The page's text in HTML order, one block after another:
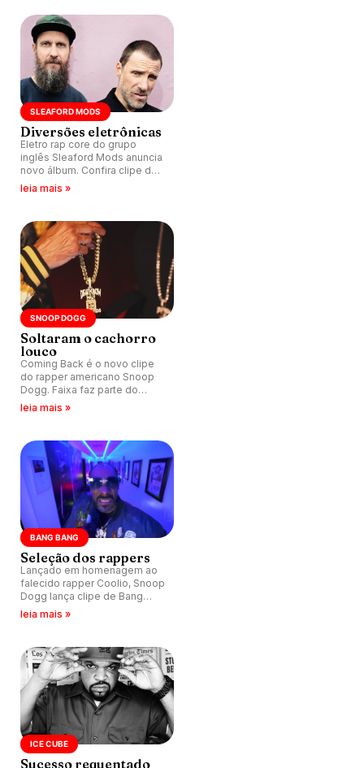
consagrada no underground.
SLEAFORD MODS
Diversões eletrônicas
Eletro rap core do grupo
inglês Sleaford Mods anuncia
novo álbum. Confira clipe da
faixa-título UK Grim.
leia mais »
SNOOP DOGG
Soltaram o cachorro
louco
Coming Back é o novo clipe
do rapper americano Snoop
Dogg. Faixa faz parte do
álbum recém-lançado B.O.D.R.
leia mais »
BANG BANG
Seleção dos rappers
Lançado em homenagem ao
falecido rapper Coolio, Snoop
Dogg lança clipe de Bang
Bang e reúne grandes nomes
leia mais »
ICE CUBE
Sucesso requentado